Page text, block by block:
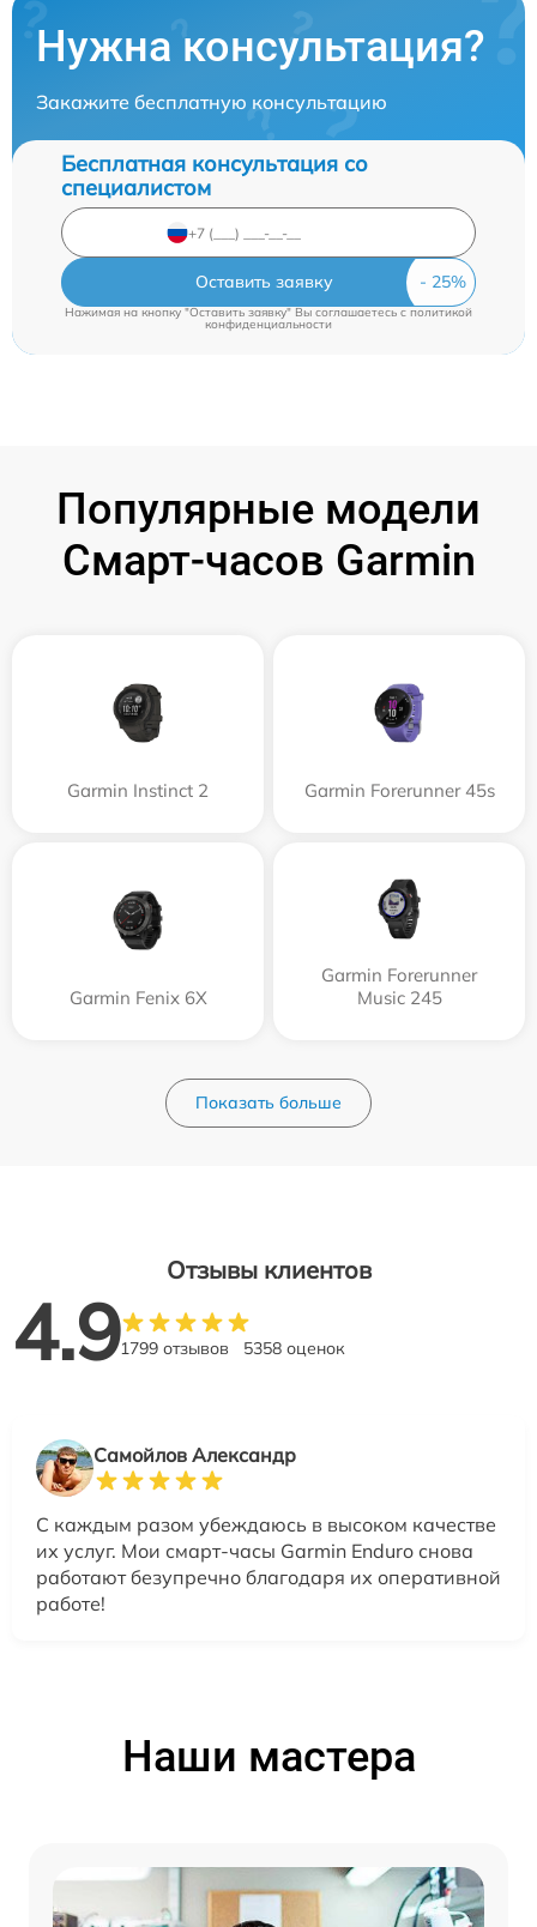
Нужна консультация?
Закажите бесплатную консультацию
Бесплатная консультация со
специалистом
Оставить заявку
Нажимая на кнопку "Оставить заявку" Вы соглашаетесь cполитикой
конфиденциальности
Популярные модели
Смарт-часов Garmin
Garmin Instinct 2 Garmin Forerunner 45s
Garmin Fenix 6X
Garmin Forerunner
Music 245
Показать больше
Отзывы клиентов
4.91799 отзывов 5358 оценок
Самойлов Александр
С каждым разом убеждаюсь в высоком качестве
их услуг. Мои смарт-часы Garmin Enduro снова
работают безупречно благодаря их оперативной
работе!
Наши мастера